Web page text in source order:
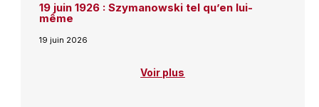
19 juin 1926 : Szymanowski tel qu’en lui-
même
19 juin 2026
Voir plus